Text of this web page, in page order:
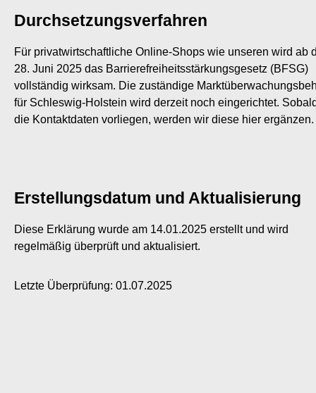
Durchsetzungsverfahren
Für privatwirtschaftliche Online-Shops wie unseren wird ab
28. Juni 2025 das Barrierefreiheitsstärkungsgesetz (BFSG)
vollständig wirksam. Die zuständige
für Schleswig-Holstein wird derzeit noch eingerichtet.
die Kontaktdaten vorliegen, werden wir diese hier ergänzen.
Erstellungsdatum und Aktualisierung
Diese Erklärung wurde am 14.01.2025 erstellt und wird
regelmäßig überprüft und aktualisiert.
Letzte Überprüfung: 01.07.2025